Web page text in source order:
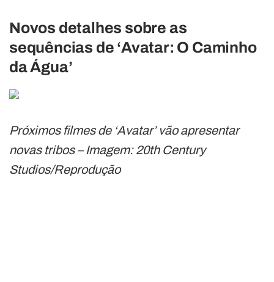
Novos detalhes sobre as
sequências de ‘Avatar: O Caminho
da Água’
Próximos filmes de ‘Avatar’ vão apresentar
novas tribos – Imagem: 20th Century
Studios/Reprodução